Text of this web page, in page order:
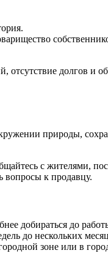
отсутствие долгов
природы,
с жителями,
вопросы к продавцу.
добираться до
до нескольких
зоне или в